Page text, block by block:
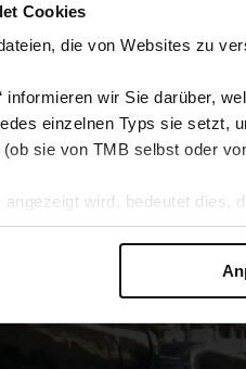
Cookies
die von Websites zu
informieren wir Sie darüber,
einzelnen Typs sie setzt,
sie von TMB selbst oder
wird, bedeutet dies,
Cookies akzeptieren“
neben den einzelnen
Einstellungen klicken
die Sie ausgewählt haben.